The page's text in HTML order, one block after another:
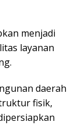
menjadi
layanan
daerah
fisik,